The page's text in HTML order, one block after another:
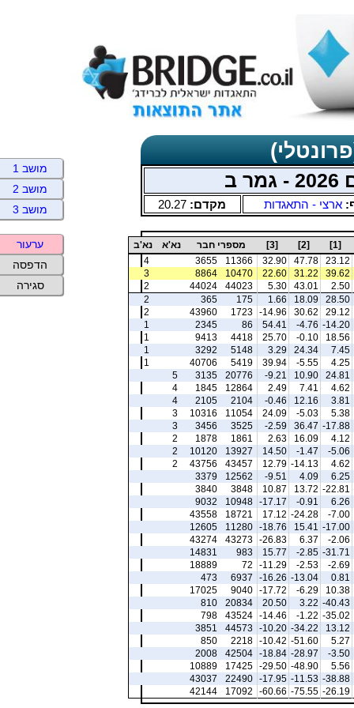
ארצי - התאגדות מקדם: 20.27
[1]
[2]
[3] מספרי חבר נא'א
נא'ב
23.12
47.78
32.90
11366
3655
4
39.62
31.22
22.60
10470
8864
3
2.50
43.01
5.30
44023
44024
2
28.50
18.09
1.66
175
365
2
29.12
30.62
-14.96
1723
43960
2
-14.20
-4.76
54.41
86
2345
1
18.56
-0.10
25.70
4418
9413
1
7.45
24.34
3.29
5148
3292
1
4.25
-5.55
39.94
5419
40706
1
24.81
10.90
-9.21
20776
3135
5
4.62
7.41
2.49
12864
1845
4
3.81
12.16
-0.46
2104
2105
4
5.38
-5.03
24.09
11054
10316
3
-17.88
36.47
-2.59
3525
3456
3
4.12
16.09
2.63
1861
1878
2
-5.06
-1.47
14.50
13927
10120
2
4.62
-14.13
12.79
43457
43756
2
6.25
4.09
-9.51
12562
3379
-22.81
13.72
10.87
3848
3840
6.26
-0.91
-17.17
10948
9032
-7.00
-24.28
17.12
18721
43558
-17.00
15.41
-18.76
11280
12605
-2.06
6.37
-26.83
43273
43274
-31.71
-2.85
15.77
983
14831
-2.69
-2.53
-11.29
72
18889
0.81
-13.04
-16.26
6937
473
10.38
-6.29
-17.72
9040
17025
-40.43
3.22
20.50
20834
810
-35.02
-1.22
-14.46
43524
798
13.12
-34.22
-10.20
44573
3851
5.27
-51.60
-10.42
2218
850
-3.50
-28.97
-18.84
42504
2008
5.56
-48.90
-29.50
17425
10889
-38.88
-11.53
-17.95
22490
43037
-26.19
-75.55
-60.66
17092
42144
מושב 1
מושב 2
מושב 3
ערעור
הדפסה
סגירה